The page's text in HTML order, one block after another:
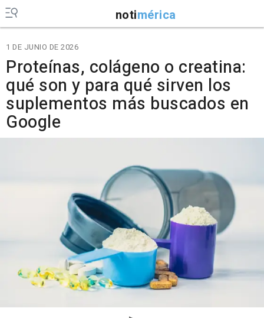
notimérica
1 DE JUNIO DE 2026
Proteínas, colágeno o creatina:
qué son y para qué sirven los
suplementos más buscados en
Google